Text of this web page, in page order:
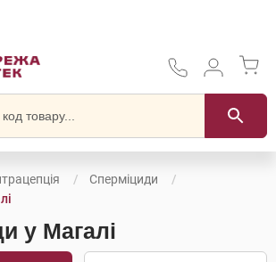
Сперміциди
у Магалі